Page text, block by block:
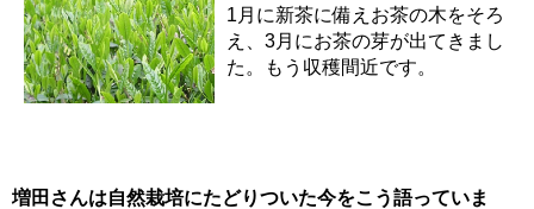
1月に新茶に備えお茶の木をそろ
え、3月にお茶の芽が出てきまし
た。もう収穫間近です。
増田さんは自然栽培にたどりついた今をこう語っていま